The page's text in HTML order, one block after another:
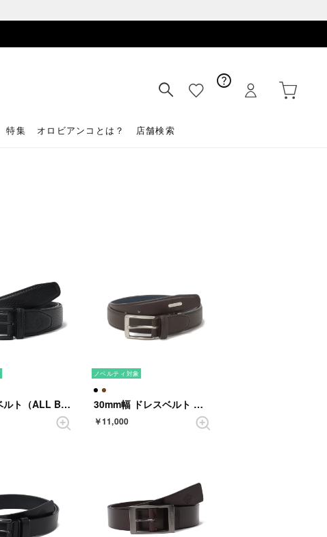
特集 オロビアンコとは？ 店舗検索
35mm幅 ベルト（ALL BLACK SHRINK） （BLACK）
ノベルティ対象
30mm幅 ドレスベルト （DARKBROWN）
￥11,000